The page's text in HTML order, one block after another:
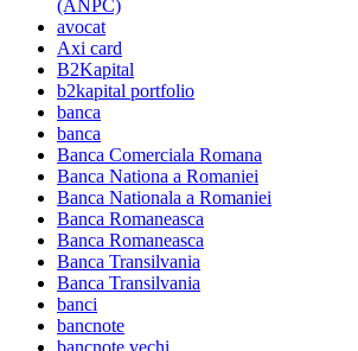
(ANPC)
avocat
Axi card
B2Kapital
b2kapital portfolio
banca
banca
Banca Comerciala Romana
Banca Nationa a Romaniei
Banca Nationala a Romaniei
Banca Romaneasca
Banca Romaneasca
Banca Transilvania
Banca Transilvania
banci
bancnote